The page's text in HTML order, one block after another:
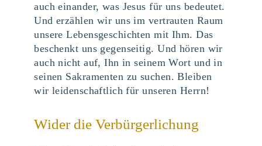
auch einander, was Jesus für uns bedeutet.
Und erzählen wir uns im vertrauten Raum
unsere Lebensgeschichten mit Ihm. Das
beschenkt uns gegenseitig. Und hören wir
auch nicht auf, Ihn in seinem Wort und in
seinen Sakramenten zu suchen. Bleiben
wir leidenschaftlich für unseren Herrn!
Wider die Verbürgerlichung